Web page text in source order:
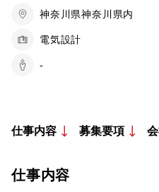
神奈川県神奈川県内
電気設計
-
仕事内容 募集要項
仕事内容